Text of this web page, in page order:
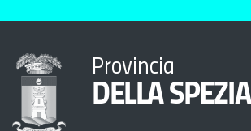
Provincia
DELLA SPEZIA